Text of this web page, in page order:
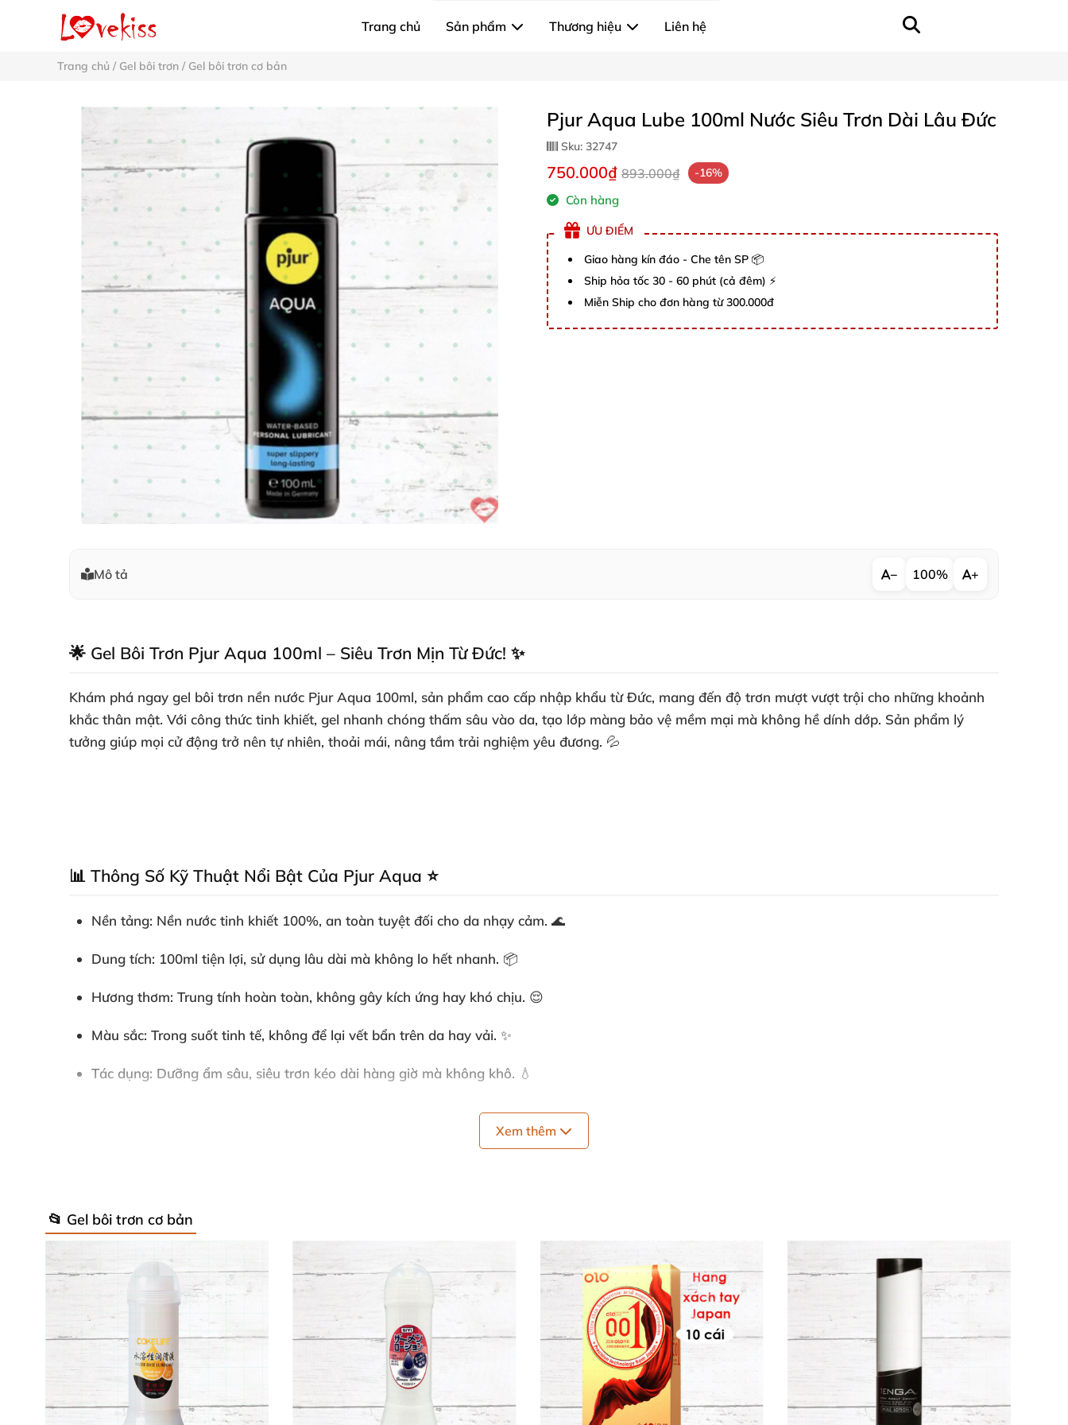
Trang chủ Sản phẩm Thương hiệu Liên hệ
Trang chủ / Gel bôi trơn / Gel bôi trơn cơ bản
Pjur Aqua Lube 100ml Nước Siêu Trơn Dài Lâu Đức
Sku: 32747
750.000₫ 893.000₫ -16%
Còn hàng
ƯU ĐIỂM
Giao hàng kín đáo - Che tên SP 📦
Ship hỏa tốc 30 - 60 phút (cả đêm) ⚡
Miễn Ship cho đơn hàng từ 300.000đ
Mô tả − 100% +
🌟 Gel Bôi Trơn Pjur Aqua 100ml – Siêu Trơn Mịn Từ Đức! ✨
Khám phá ngay gel bôi trơn nền nước Pjur Aqua 100ml, sản phẩm cao cấp nhập khẩu từ Đức, mang đến độ trơn mượt vượt trội cho những khoảnh
khắc thân mật. Với công thức tinh khiết, gel nhanh chóng thấm sâu vào da, tạo lớp màng bảo vệ mềm mại mà không hề dính dớp. Sản phẩm lý
tưởng giúp mọi cử động trở nên tự nhiên, thoải mái, nâng tầm trải nghiệm yêu đương. 💦
📊 Thông Số Kỹ Thuật Nổi Bật Của Pjur Aqua ⭐
Nền tảng: Nền nước tinh khiết 100%, an toàn tuyệt đối cho da nhạy cảm. 🌊
Dung tích: 100ml tiện lợi, sử dụng lâu dài mà không lo hết nhanh. 📦
Hương thơm: Trung tính hoàn toàn, không gây kích ứng hay khó chịu. 😌
Màu sắc: Trong suốt tinh tế, không để lại vết bẩn trên da hay vải. ✨
Tác dụng: Dưỡng ẩm sâu, siêu trơn kéo dài hàng giờ mà không khô. 💧
: Có thể nuốt được, tương thích hoàn hảo với bao cao su latex và mọi loại đồ chơi tình dục. 🛡️
citric acid – tất cả kiểm nghiệm da liễu nghiêm ngặt. ✅
nam và nữ, dùng hàng ngày mà vẫn giữ độ tươi mới.
🔥 Lợi Ích Vượt Trội Của Gel Bôi Trơn Nền Nước Pjur Aqua
Lub Pjur Aquatạo lớp trơn mịn vượt bậc, giảm ma sát tối ưu trong hoạt động thân mật. Da trở nên mượt mà như nhung, dưỡng ẩm nhẹ nhàng mà
không nhờn rít. Bạn sẽ cảm nhận sự thoải mái kéo dài, tươi mới suốt buổi. 🌹
Xem thêm
📂 Gel bôi trơn cơ bản